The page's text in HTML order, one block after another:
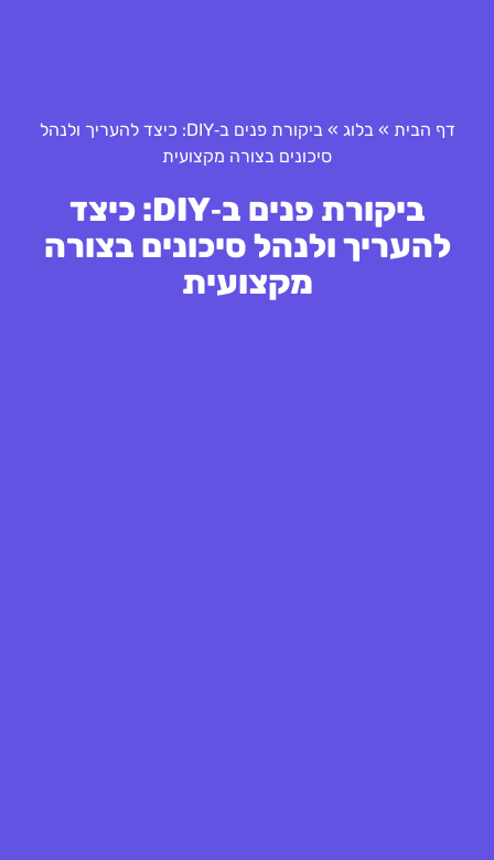
דף הבית »בלוג »
ביקורת פנים ב‑DIY: כיצד להעריך ולנהל
סיכונים בצורה מקצועית
ביקורת פנים ב‑DIY: כיצד
להעריך ולנהל סיכונים בצורה
מקצועית